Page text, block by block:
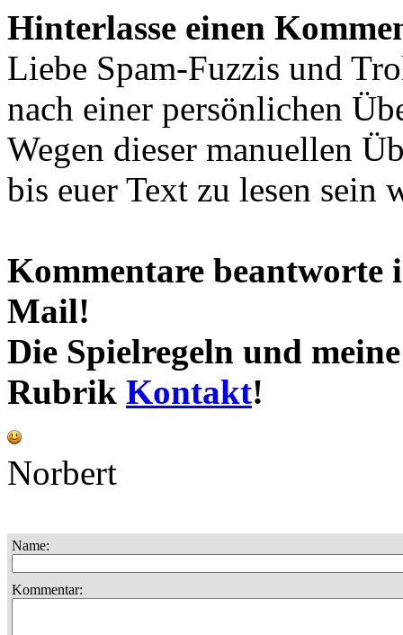
Hinterlasse einen
Liebe Spam-Fuzzis und
nach einer persönlichen
Wegen dieser manuellen
bis euer Text zu lesen sein
Kommentare beantworte
Mail!
Die Spielregeln und
Rubrik Kontakt!
Norbert
Name:
Kommentar: